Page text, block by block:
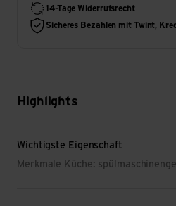
14-Tage Widerrufsrecht
Sicheres Bezahlen mit Twint,
Highlights
Wichtigste Eigenschaft
Merkmale Küche: